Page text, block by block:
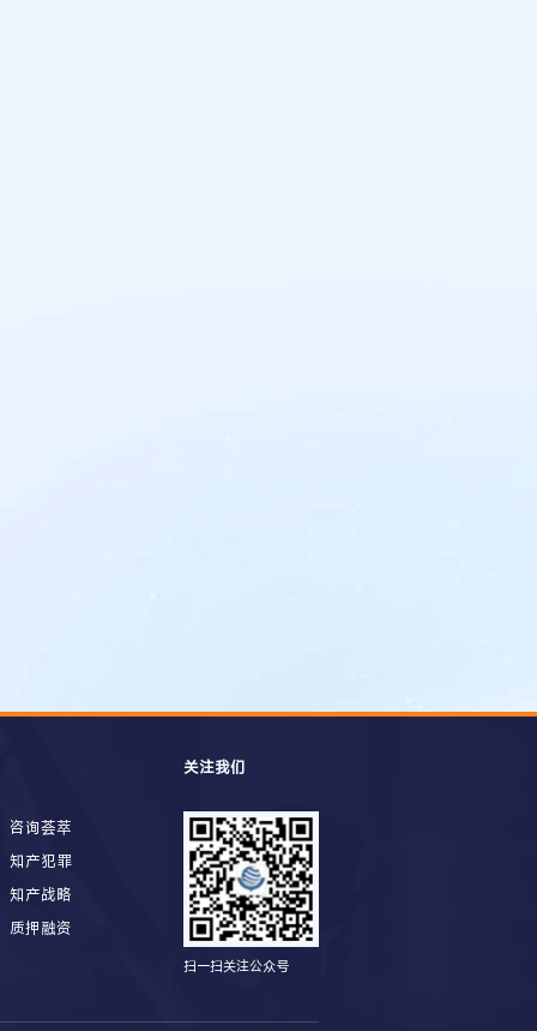
咨询荟萃
知产犯罪
知产战略
质押融资
关注我们
扫一扫关注公众号